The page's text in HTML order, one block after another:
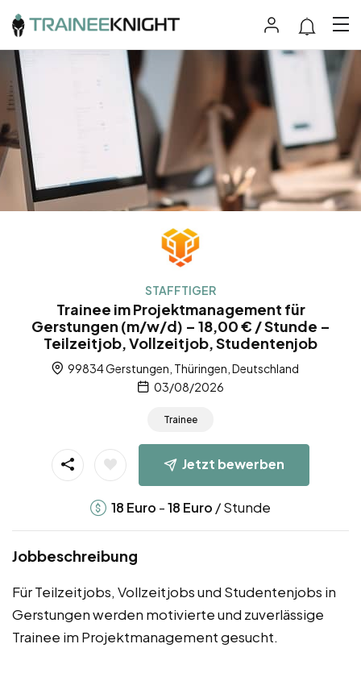
STAFFTIGER
Trainee im Projektmanagement für
Gerstungen (m/w/d) – 18,00 € / Stunde –
Teilzeitjob, Vollzeitjob, Studentenjob
99834 Gerstungen, Thüringen, Deutschland
03/08/2026
Trainee
Jetzt bewerben
18 Euro -18 Euro / Stunde
Jobbeschreibung
Für Teilzeitjobs, Vollzeitjobs und Studentenjobs in
Gerstungen werden motivierte und zuverlässige
Trainee im Projektmanagement gesucht.